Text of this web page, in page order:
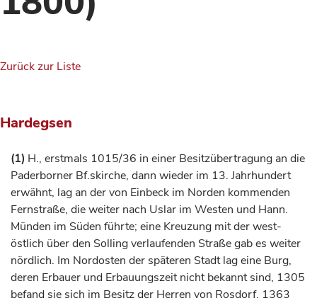
Zurück zur Liste
Hardegsen
(1) H., erstmals 1015/36 in einer Besitzübertragung an die
Paderborner Bf.skirche, dann wieder im 13. Jahrhundert
erwähnt, lag an der von Einbeck im Norden kommenden
Fernstraße, die weiter nach Uslar im Westen und Hann.
Münden im Süden führte; eine Kreuzung mit der west-
östlich über den Solling verlaufenden Straße gab es weiter
nördlich. Im Nordosten der späteren Stadt lag eine Burg,
deren Erbauer und Erbauungszeit nicht bekannt sind, 1305
befand sie sich im Besitz der Herren von Rosdorf. 1363